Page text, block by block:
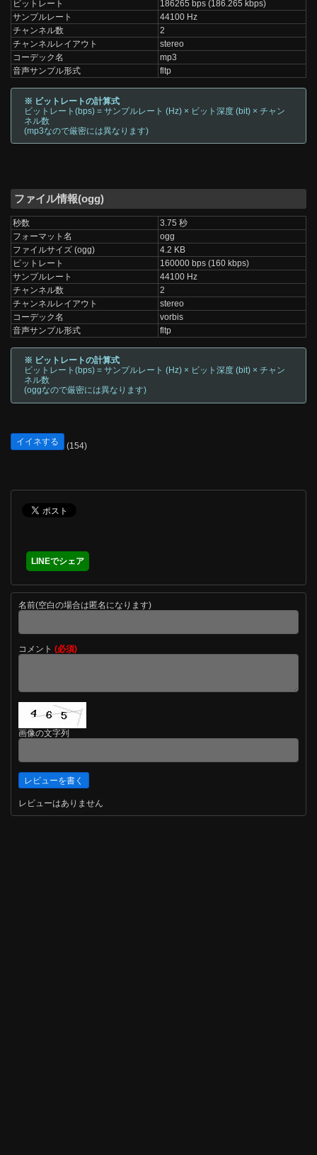
ビットレート
186265 bps (186.265 kbps)
サンプルレート
44100 Hz
チャンネル数
2
チャンネルレイアウト
stereo
コーデック名
mp3
音声サンプル形式
fltp
※ ビットレートの計算式
ビットレート(bps) = サンプルレート (Hz) × ビット深度 (bit) × チャン
ネル数
(mp3なので厳密には異なります)
ファイル情報(ogg)
秒数
3.75 秒
フォーマット名
ogg
ファイルサイズ (ogg)
4.2 KB
ビットレート
160000 bps (160 kbps)
サンプルレート
44100 Hz
チャンネル数
2
チャンネルレイアウト
stereo
コーデック名
vorbis
音声サンプル形式
fltp
※ ビットレートの計算式
ビットレート(bps) = サンプルレート (Hz) × ビット深度 (bit) × チャン
ネル数
(oggなので厳密には異なります)
イイネする (154)
LINEでシェア
名前(空白の場合は匿名になります)
コメント (必須)
画像の文字列
レビューはありません